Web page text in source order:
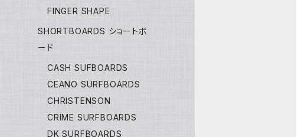
FINGER SHAPE
SHORTBOARDS ショートボ
ード
CASH SUFBOARDS
CEANO SURFBOARDS
CHRISTENSON
CRIME SURFBOARDS
DK SURFBOARDS